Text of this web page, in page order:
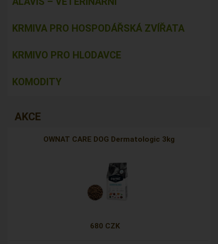
KRMIVA PRO HOSPODÁŘSKÁ ZVÍŘATA
KRMIVO PRO HLODAVCE
KOMODITY
AKCE
OWNAT CARE DOG Dermatologic 3kg
680 CZK